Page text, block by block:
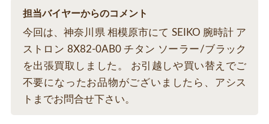
担当バイヤーからのコメント
今回は、神奈川県 相模原市にて SEIKO 腕時計 ア
ストロン 8X82-0AB0 チタン ソーラー/ブラック
を出張買取しました。 お引越しや買い替えでご
不要になったお品物がございましたら、アシス
トまでお問合せ下さい。